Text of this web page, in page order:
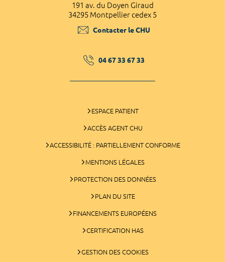
191 av. du Doyen Giraud
34295 Montpellier cedex 5
Contacter le CHU
04 67 33 67 33
ESPACE PATIENT
ACCÈS AGENT CHU
ACCESSIBILITÉ : PARTIELLEMENT CONFORME
MENTIONS LÉGALES
PROTECTION DES DONNÉES
PLAN DU SITE
FINANCEMENTS EUROPÉENS
CERTIFICATION HAS
GESTION DES COOKIES